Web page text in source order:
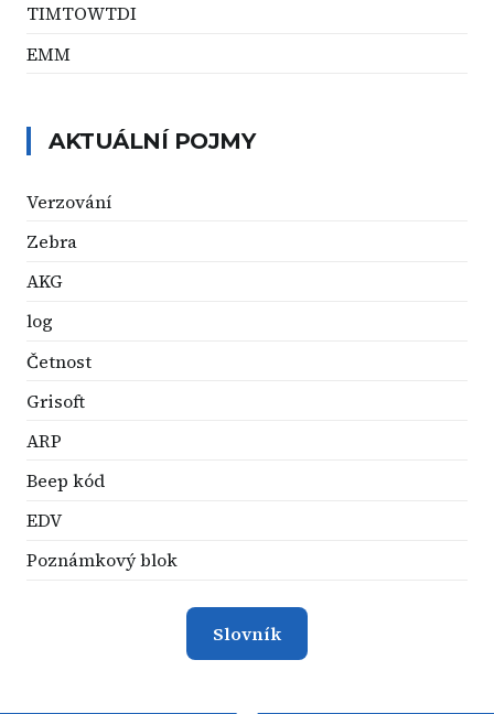
TIMTOWTDI
EMM
AKTUÁLNÍ POJMY
Verzování
Zebra
AKG
log
Četnost
Grisoft
ARP
Beep kód
EDV
Poznámkový blok
Slovník